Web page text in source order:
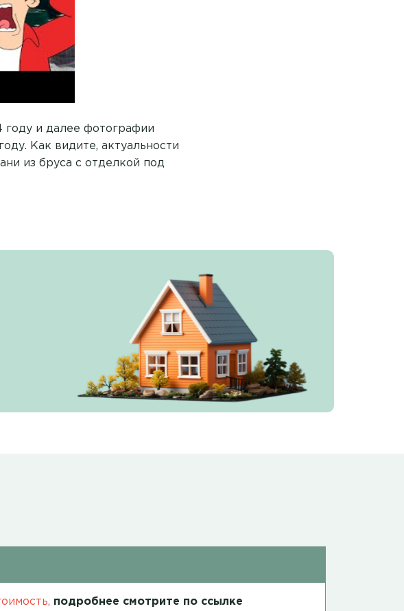
году и далее фотографии
Как видите, актуальности
из бруса с отделкой под
подробнее смотрите по ссылке